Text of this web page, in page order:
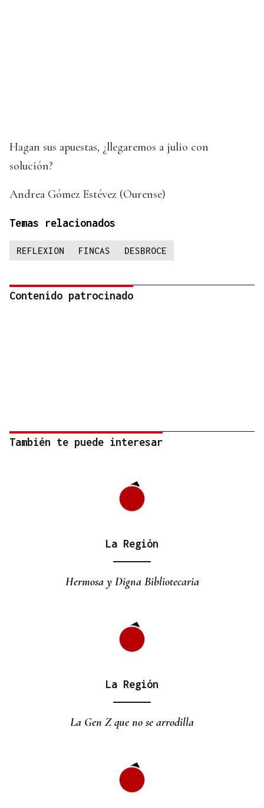
Hagan sus apuestas, ¿llegaremos a julio con
solución?
Andrea Gómez Estévez (Ourense)
Temas relacionados
REFLEXION FINCAS DESBROCE
Contenido patrocinado
También te puede interesar
La Región
Hermosa y Digna Bibliotecaria
La Región
La Gen Z que no se arrodilla